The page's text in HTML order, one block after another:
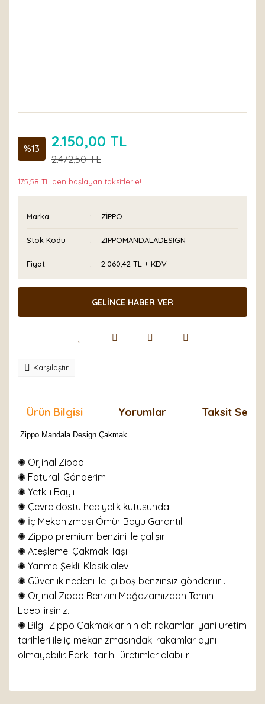
%13 2.150,00 TL
2.472,50 TL
175,58 TL den başlayan taksitlerle!
Marka ZİPPO
Stok Kodu ZIPPOMANDALADESIGN
Fiyat 2.060,42 TL + KDV
GELİNCE HABER VER
Karşılaştır
Ürün Bilgisi Yorumlar Taksit
Zippo Mandala Design Çakmak
✺ Orjinal Zippo
✺ Faturalı Gönderim
✺ Yetkili Bayii
✺ Çevre dostu hediyelik kutusunda
✺ İç Mekanizması Ömür Boyu Garantili
✺ Zippo premium benzini ile çalışır
✺ Ateşleme: Çakmak Taşı
✺ Yanma Şekli: Klasik alev
✺ Güvenlik nedeni ile içi boş benzinsiz gönderilir .
✺ Orjinal Zippo Benzini Mağazamızdan Temin
Edebilirsiniz.
✺ Bilgi: Zippo Çakmaklarının alt rakamları yani üretim
tarihleri ile iç mekanizmasındaki rakamlar aynı
olmayabilir. Farklı tarihli üretimler olabilir.